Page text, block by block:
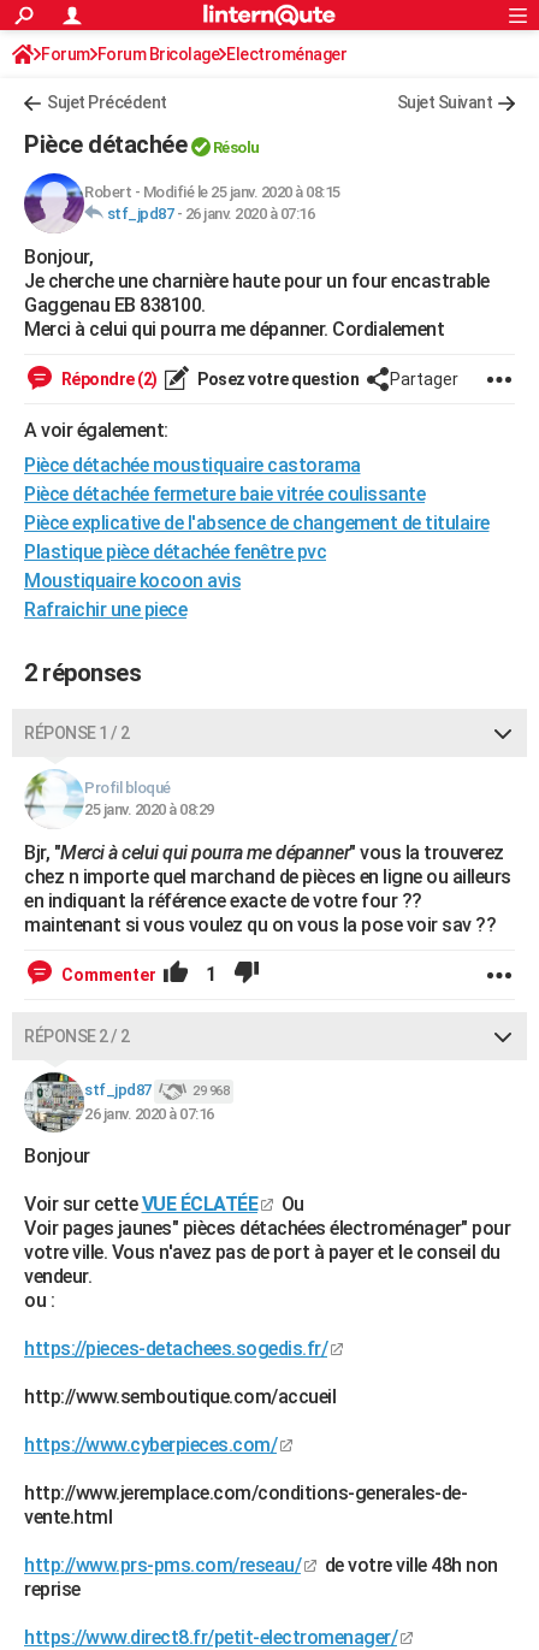
ACTUALITÉS
Politique
Société
Faits Divers
Education
Monde
Villes
+
FINANCE
Retraite
Impôts
Epargne
Immobilier
Risques naturels par ville
Banque
Assurance
Crédit
AUTO
Essais
Réserver un essai
Citadines
Berlines
SUV
Forum auto
+HIGH-TECH
Mobiles
Meilleur smartphone
Internet
Ordinateurs
Jeux vidéo
Guide high-tech
+BRICOLAGE
Forum
Aménagement intérieur
Extérieur
Cuisine
Salle de bains
Jardinage
Rangement
WEEK-END
LIFESTYLE
Art de vivre
Bien-être
Loisirs
Mode
Modes de vie
SANTE
Alimentation
Guide de la santé
Maladies
Médicaments
Sommeil
VOYAGE
Destinations
City break
Voyage nature
Voyage de noces
Forum
Climat
+PHOTO
GUIDES D'ACHAT
BONS PLANS
Dictionnaire
Biographies
Citations
Expressions
Proverbes
PROGRAMME TV
COPAINS D'AVANT
S'inscrire
Se connecter
Lycées
Collèges
Primaires
Universités
Entreprises
Service militaire
Avis de recherche
AVIS DE DÉCÈS
FORUM
S'inscrire
Connexion
Forum Forum Bricolage Electroménager
Sujet Précédent Sujet Suivant
Pièce détachée Résolu
Robert - Modifié le 25 janv. 2020 à 08:15
stf_jpd87- 26 janv. 2020 à 07:16
Bonjour,
Je cherche une charnière haute pour un four encastrable
Gaggenau EB 838100.
Merci à celui qui pourra me dépanner. Cordialement
Répondre (2) Posez votre question Partager
A voir également:
Pièce détachée moustiquaire castorama
Pièce détachée fermeture baie vitrée coulissante
Pièce explicative de l'absence de changement de titulaire
Plastique pièce détachée fenêtre pvc
Moustiquaire kocoon avis
Rafraichir une piece
2 réponses
RÉPONSE 1 / 2
Profil bloqué
25 janv. 2020 à 08:29
Bjr, "Merci à celui qui pourra me dépanner" vous la trouverez
chez n importe quel marchand de pièces en ligne ou ailleurs
en indiquant la référence exacte de votre four ??
maintenant si vous voulez qu on vous la pose voir sav ??
Commenter 1
RÉPONSE 2 / 2
stf_jpd87 29 968
26 janv. 2020 à 07:16
Bonjour
Voir sur cetteVUE ÉCLATÉE
Ou
Voir pages jaunes" pièces détachées électroménager" pour
votre ville. Vous n'avez pas de port à payer et le conseil du
vendeur.
ou :
https://pieces-detachees.sogedis.fr/
http://www.semboutique.com/accueil
https://www.cyberpieces.com/
http://www.jeremplace.com/conditions-generales-de-
vente.html
http://www.prs-pms.com/reseau/
de votre ville 48h non
reprise
https://www.direct8.fr/petit-electromenager/